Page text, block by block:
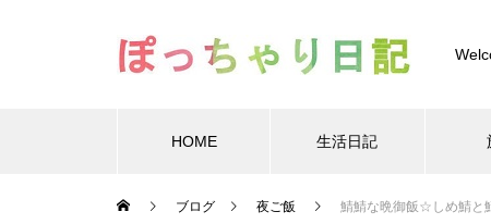
HOME 生活日記
Warning
/
ブログ 夜ご飯 鯖鯖な晩御飯☆しめ鯖と